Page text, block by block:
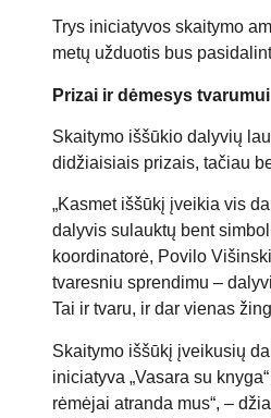
Trys iniciatyvos skaitymo
metų užduotis bus
Prizai ir dėmesys tvarumui
Skaitymo iššūkio dalyvių
didžiaisiais prizais, tačiau
„Kasmet iššūkį įveikia vis
dalyvis sulauktų bent
koordinatorė, Povilo
tvaresniu sprendimu –
Tai ir tvaru, ir dar vienas
Skaitymo iššūkį įveikusių
iniciatyva „Vasara su
rėmėjai atranda mus“, –